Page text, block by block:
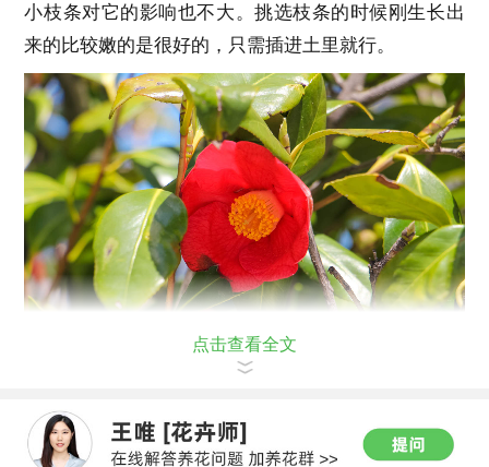
小枝条对它的影响也不大。挑选枝条的时候刚生长出
来的比较嫩的是很好的，只需插进土里就行。
点击查看全文